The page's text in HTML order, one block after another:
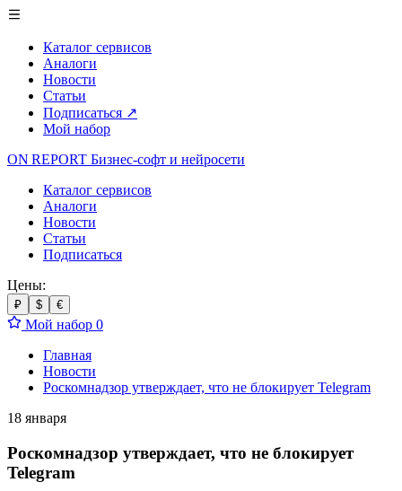
Каталог сервисов
Аналоги
Новости
Статьи
Подписаться ↗
Мой набор
ON REPORT Бизнес-софт и нейросети
Каталог сервисов
Аналоги
Новости
Статьи
Подписаться
Цены:
₽ $ €
Мой набор 0
Главная
Новости
Роскомнадзор утверждает, что не блокирует Telegram
18 января
Роскомнадзор утверждает, что не блокирует
Telegram